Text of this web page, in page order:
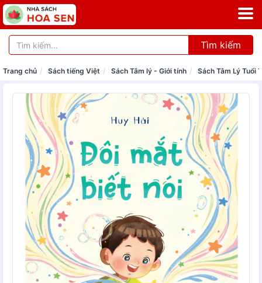
Tìm kiếm
Trang chủ Sách tiếng Việt Sách Tâm lý - Giới tính Sách Tâm Lý Tuổi